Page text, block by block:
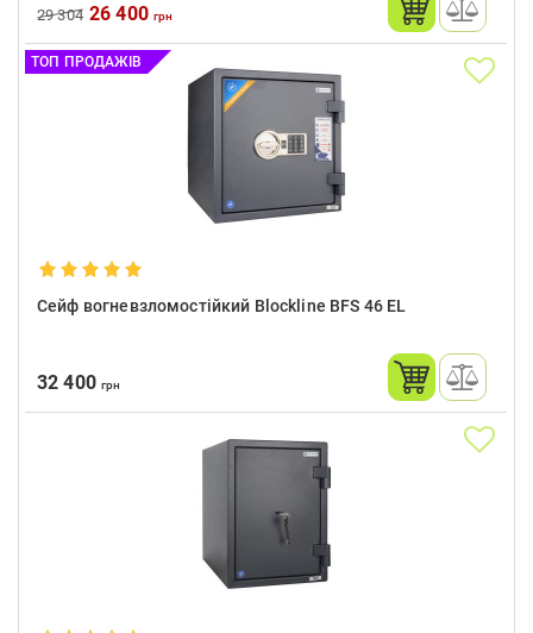
29 304 26 400 грн
ТОП ПРОДАЖІВ
Сейф вогневзломостійкий Blockline BFS 46 EL
32 400грн